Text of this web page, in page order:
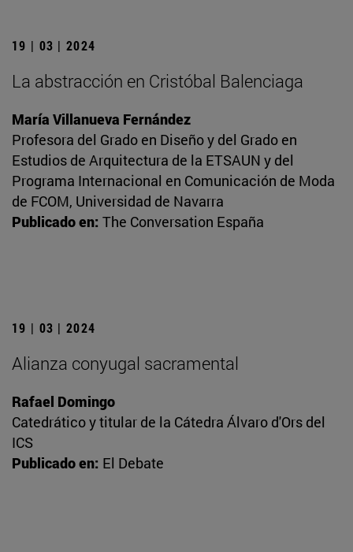
19 | 03 | 2024
La abstracción en Cristóbal Balenciaga
María Villanueva Fernández
Profesora del Grado en Diseño y del Grado en
Estudios de Arquitectura de la ETSAUN y del
Programa Internacional en Comunicación de Moda
de FCOM, Universidad de Navarra
Publicado en: The Conversation España
19 | 03 | 2024
Alianza conyugal sacramental
Rafael Domingo
Catedrático y titular de la Cátedra Álvaro d'Ors del
ICS
Publicado en: El Debate